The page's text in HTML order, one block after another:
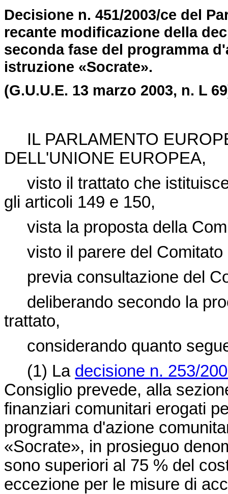
Decisione n. 451/2003/ce del
recante modificazione della
seconda fase del programma
istruzione «Socrate».
(G.U.U.E. 13 marzo 2003, n. L
IL PARLAMENTO
DELL'UNIONE EUROPEA,
visto il trattato che
gli articoli 149 e 150,
vista la proposta della
visto il parere del
previa consultazione del
deliberando secondo la
trattato,
considerando quanto
(1) La decisione n. 253/
Consiglio prevede, alla
finanziari comunitari erogati
programma d'azione
«Socrate», in prosieguo
sono superiori al 75 % del
eccezione per le misure di